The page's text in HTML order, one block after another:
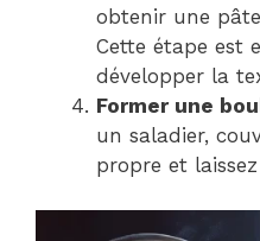
obtenir une
Cette étape est
développer la
Former une
un saladier,
propre et